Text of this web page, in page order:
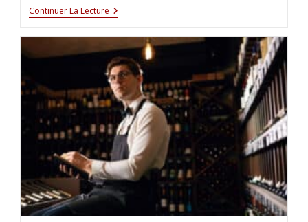
Continuer La Lecture Quel
Est
Meilleur
Matériau
Pour
Une
Étagère
Charge
Lourde
?